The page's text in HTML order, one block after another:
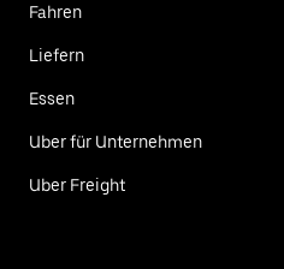
Fahren
Liefern
Essen
Uber für Unternehmen
Uber Freight